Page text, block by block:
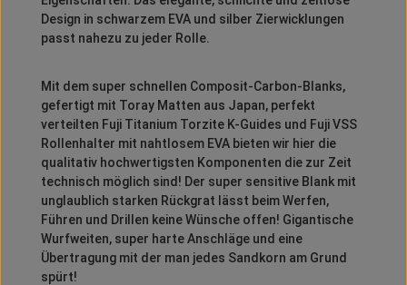
Design in schwarzem EVA und silber Zierwicklungen
passt nahezu zu jeder Rolle.
Mit dem super schnellen Composit-Carbon-Blanks,
gefertigt mit Toray Matten aus Japan, perfekt
verteilten Fuji Titanium Torzite K-Guides und Fuji VSS
Rollenhalter mit nahtlosem EVA bieten wir hier die
qualitativ hochwertigsten Komponenten die zur Zeit
technisch möglich sind! Der super sensitive Blank mit
unglaublich starken Rückgrat lässt beim Werfen,
Führen und Drillen keine Wünsche offen! Gigantische
Wurfweiten, super harte Anschläge und eine
Übertragung mit der man jedes Sandkorn am Grund
spürt!